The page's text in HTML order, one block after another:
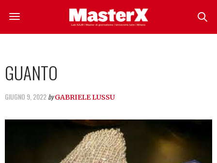
GUANTO
GIUGNO 9, 2022by GABRIELE LUSSU